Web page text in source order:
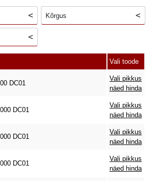
Kõrgus
Vali toode
DC01
Vali pikkus
näed hinda
DC01
Vali pikkus
näed hinda
DC01
Vali pikkus
näed hinda
DC01
Vali pikkus
näed hinda